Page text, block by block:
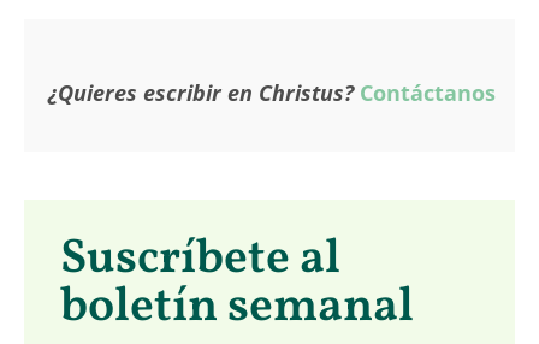
¿Quieres escribir en Christus? Contáctanos
Suscríbete al
boletín semanal